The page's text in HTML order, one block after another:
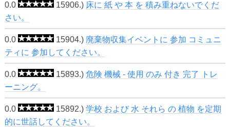
0.0 15906.) 床に 紙 や 本 を 積み重ねないでくだ
さい。
0.0 15904.) 廃棄物収集イベントに 参加 コミュニ
ティに 参加してください。
0.0 15893.) 危険 機械 - 使用 のみ 付き 完了 トレ
ーニング。
0.0 15892.) 学校 および 水 それら の 植物 を定期
的に世話してください。